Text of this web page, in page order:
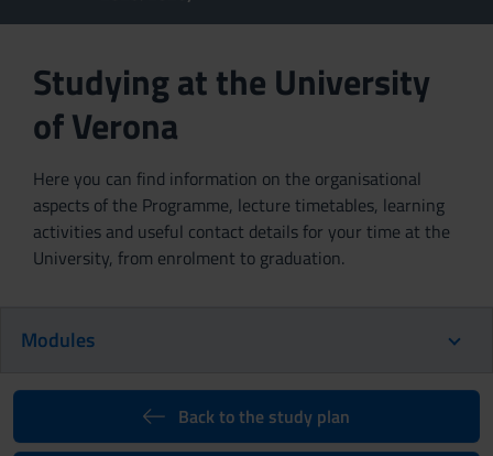
Studying at the University
of Verona
Here you can find information on the organisational
aspects of the Programme, lecture timetables, learning
activities and useful contact details for your time at the
University, from enrolment to graduation.
Modules
Back to the study plan